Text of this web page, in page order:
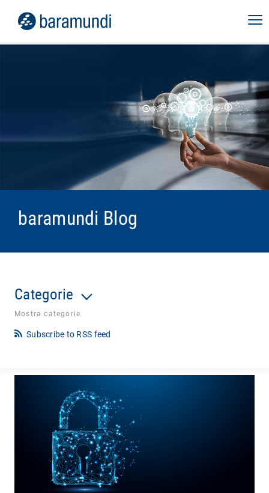
baramundi Blog
Categorie
Mostra categorie
Subscribe to RSS feed